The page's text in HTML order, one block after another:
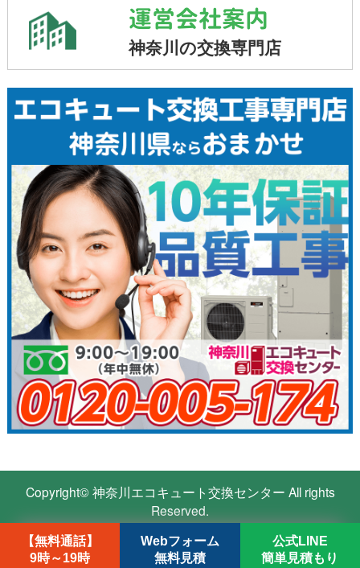
運営会社案内
神奈川の交換専門店
Copyright©神奈川エコキュート交換センター All rights
Reserved.
【無料通話】
9時～19時
Webフォーム
無料見積
公式LINE
簡単見積もり